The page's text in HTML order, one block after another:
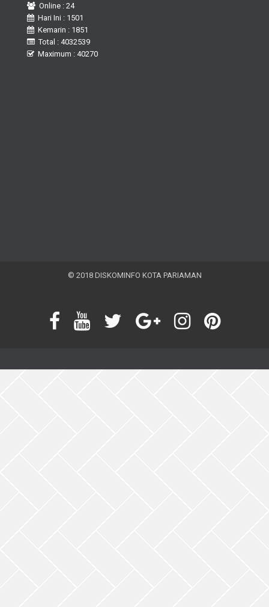
Online : 24
Hari Ini : 1501
Kemarin : 1851
Total : 4032539
Maximum : 40270
© 2018 DISKOMINFO KOTA PARIAMAN